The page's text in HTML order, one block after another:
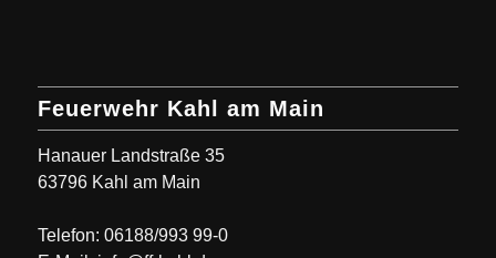
Feuerwehr Kahl am Main
Hanauer Landstraße 35
63796 Kahl am Main
Telefon: 06188/993 99-0